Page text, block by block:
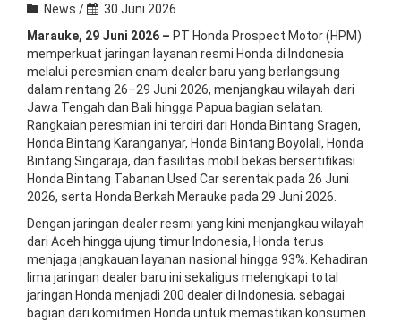
News /
30 Juni 2026
Marauke, 29 Juni 2026 – PT Honda Prospect Motor (HPM)
memperkuat jaringan layanan resmi Honda di Indonesia
melalui peresmian enam dealer baru yang berlangsung
dalam rentang 26–29 Juni 2026, menjangkau wilayah dari
Jawa Tengah dan Bali hingga Papua bagian selatan.
Rangkaian peresmian ini terdiri dari Honda Bintang Sragen,
Honda Bintang Karanganyar, Honda Bintang Boyolali, Honda
Bintang Singaraja, dan fasilitas mobil bekas bersertifikasi
Honda Bintang Tabanan Used Car serentak pada 26 Juni
2026, serta Honda Berkah Merauke pada 29 Juni 2026.
Dengan jaringan dealer resmi yang kini menjangkau wilayah
dari Aceh hingga ujung timur Indonesia, Honda terus
menjaga jangkauan layanan nasional hingga 93%. Kehadiran
lima jaringan dealer baru ini sekaligus melengkapi total
jaringan Honda menjadi 200 dealer di Indonesia, sebagai
bagian dari komitmen Honda untuk memastikan konsumen